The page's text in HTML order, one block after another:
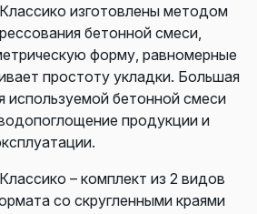
изготовлены методом
бетонной смеси,
форму, равномерные
простоту укладки. Большая
используемой бетонной смеси
продукции и
– комплект из 2 видов
со скругленными краями